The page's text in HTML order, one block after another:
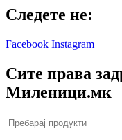
Следете не:
Facebook Instagram
Сите права
Mиленици.мк